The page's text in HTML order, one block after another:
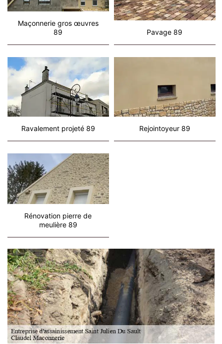
Maçonnerie gros œuvres
89
Pavage 89
Ravalement projeté 89 Rejointoyeur 89
Rénovation pierre de
meulière 89